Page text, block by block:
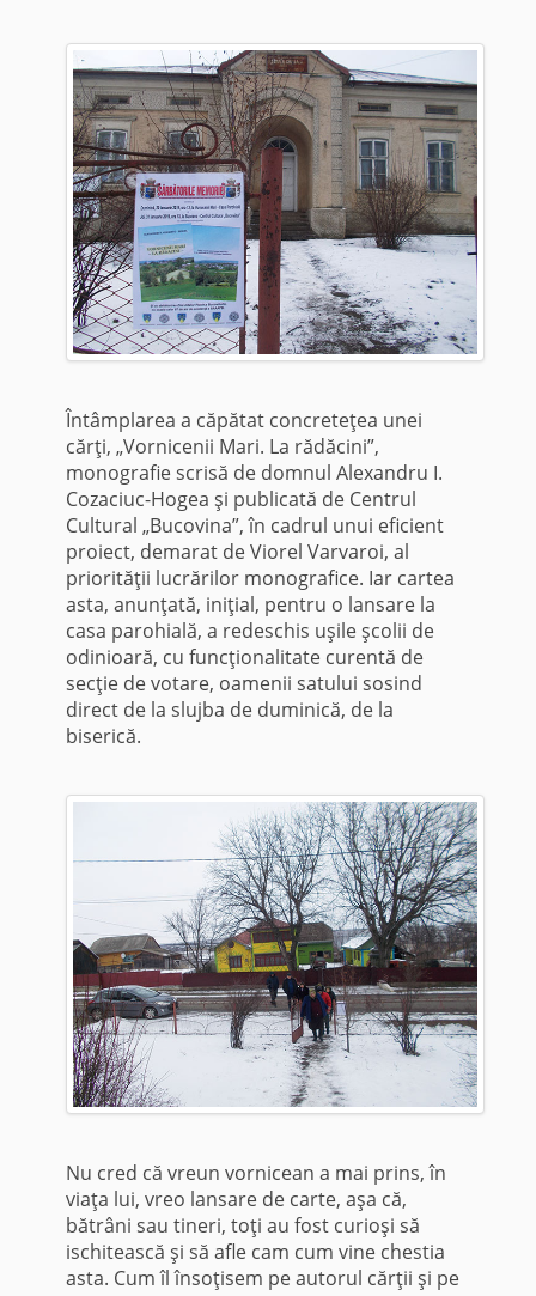
Întâmplarea a căpătat concreteţea unei
cărţi, „Vornicenii Mari. La rădăcini”,
monografie scrisă de domnul Alexandru I.
Cozaciuc-Hogea şi publicată de Centrul
Cultural „Bucovina”, în cadrul unui eficient
proiect, demarat de Viorel Varvaroi, al
priorităţii lucrărilor monografice. Iar cartea
asta, anunţată, iniţial, pentru o lansare la
casa parohială, a redeschis uşile şcolii de
odinioară, cu funcţionalitate curentă de
secţie de votare, oamenii satului sosind
direct de la slujba de duminică, de la
biserică.
Nu cred că vreun vornicean a mai prins, în
viaţa lui, vreo lansare de carte, aşa că,
bătrâni sau tineri, toţi au fost curioşi să
ischitească şi să afle cam cum vine chestia
asta. Cum îl însoţisem pe autorul cărţii şi pe